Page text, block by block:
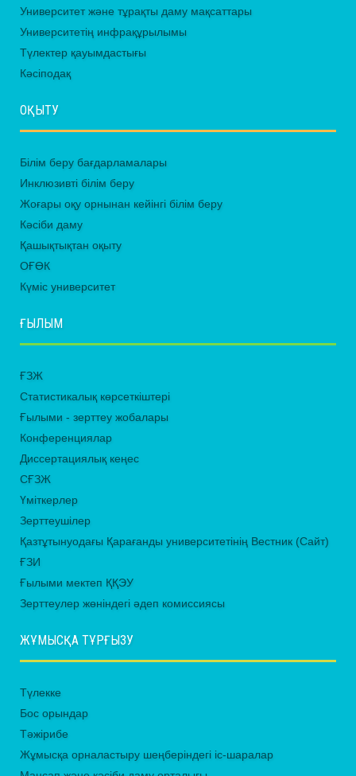
Университет және тұрақты даму мақсаттары
Университетің инфрақұрылымы
Түлектер қауымдастығы
Кәсіподақ
ОҚЫТУ
Білім беру бағдарламалары
Инклюзивті білім беру
Жоғары оқу орнынан кейінгі білім беру
Кәсіби даму
Қашықтықтан оқыту
ОҒӨК
Күміс университет
ҒЫЛЫМ
ҒЗЖ
Статистикалық көрсеткіштері
Ғылыми - зерттеу жобалары
Конференциялар
Диссертациялық кеңес
СҒЗЖ
Үміткерлер
Зерттеушілер
Қазтұтынуодағы Қарағанды университетінің Вестник (Сайт)
ҒЗИ
Ғылыми мектеп ҚҚЭУ
Зерттеулер жөніндегі әдеп комиссиясы
ЖҰМЫСҚА ТҰРҒЫЗУ
Түлекке
Бос орындар
Тәжірибе
Жұмысқа орналастыру шеңберіндегі іс-шаралар